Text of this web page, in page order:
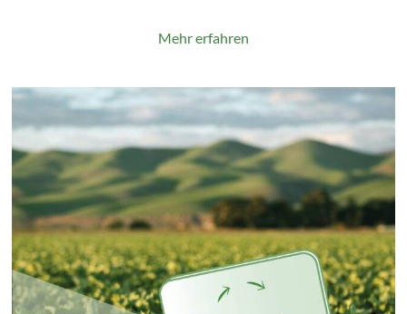
Mehr erfahren